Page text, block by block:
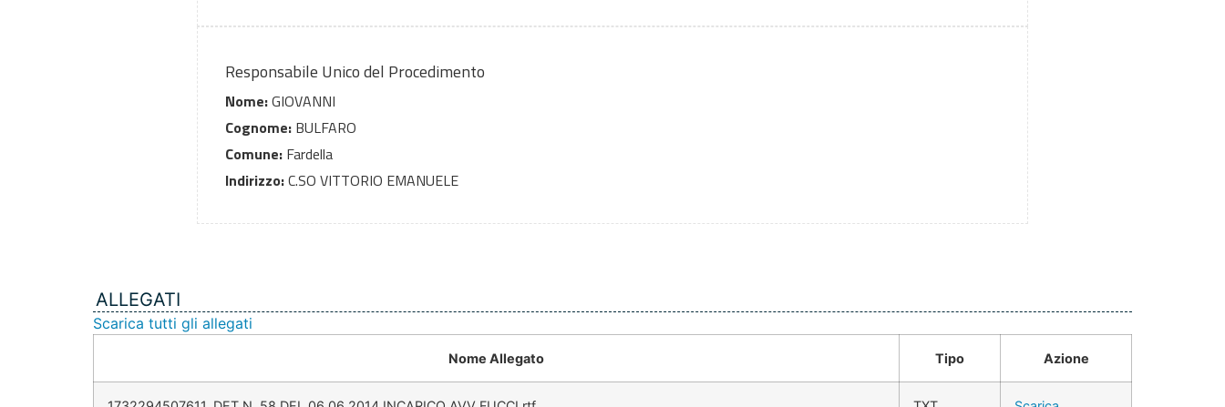
Responsabile Unico del Procedimento
Nome:GIOVANNI
Cognome: BULFARO
Comune: Fardella
Indirizzo:C.SO VITTORIO EMANUELE
ALLEGATI
Scarica tutti gli allegati
Nome Allegato Tipo Azione